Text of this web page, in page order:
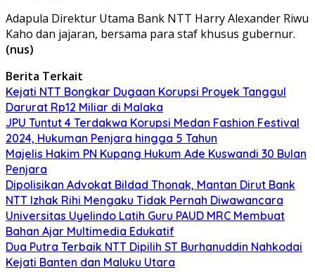
Adapula Direktur Utama Bank NTT Harry Alexander Riwu
Kaho dan jajaran, bersama para staf khusus gubernur.
(nus)
Berita Terkait
Kejati NTT Bongkar Dugaan Korupsi Proyek Tanggul
Darurat Rp12 Miliar di Malaka
JPU Tuntut 4 Terdakwa Korupsi Medan Fashion Festival
2024, Hukuman Penjara hingga 5 Tahun
Majelis Hakim PN Kupang Hukum Ade Kuswandi 30 Bulan
Penjara
Dipolisikan Advokat Bildad Thonak, Mantan Dirut Bank
NTT Izhak Rihi Mengaku Tidak Pernah Diwawancara
Universitas Uyelindo Latih Guru PAUD MRC Membuat
Bahan Ajar Multimedia Edukatif
Dua Putra Terbaik NTT Dipilih ST Burhanuddin Nahkodai
Kejati Banten dan Maluku Utara